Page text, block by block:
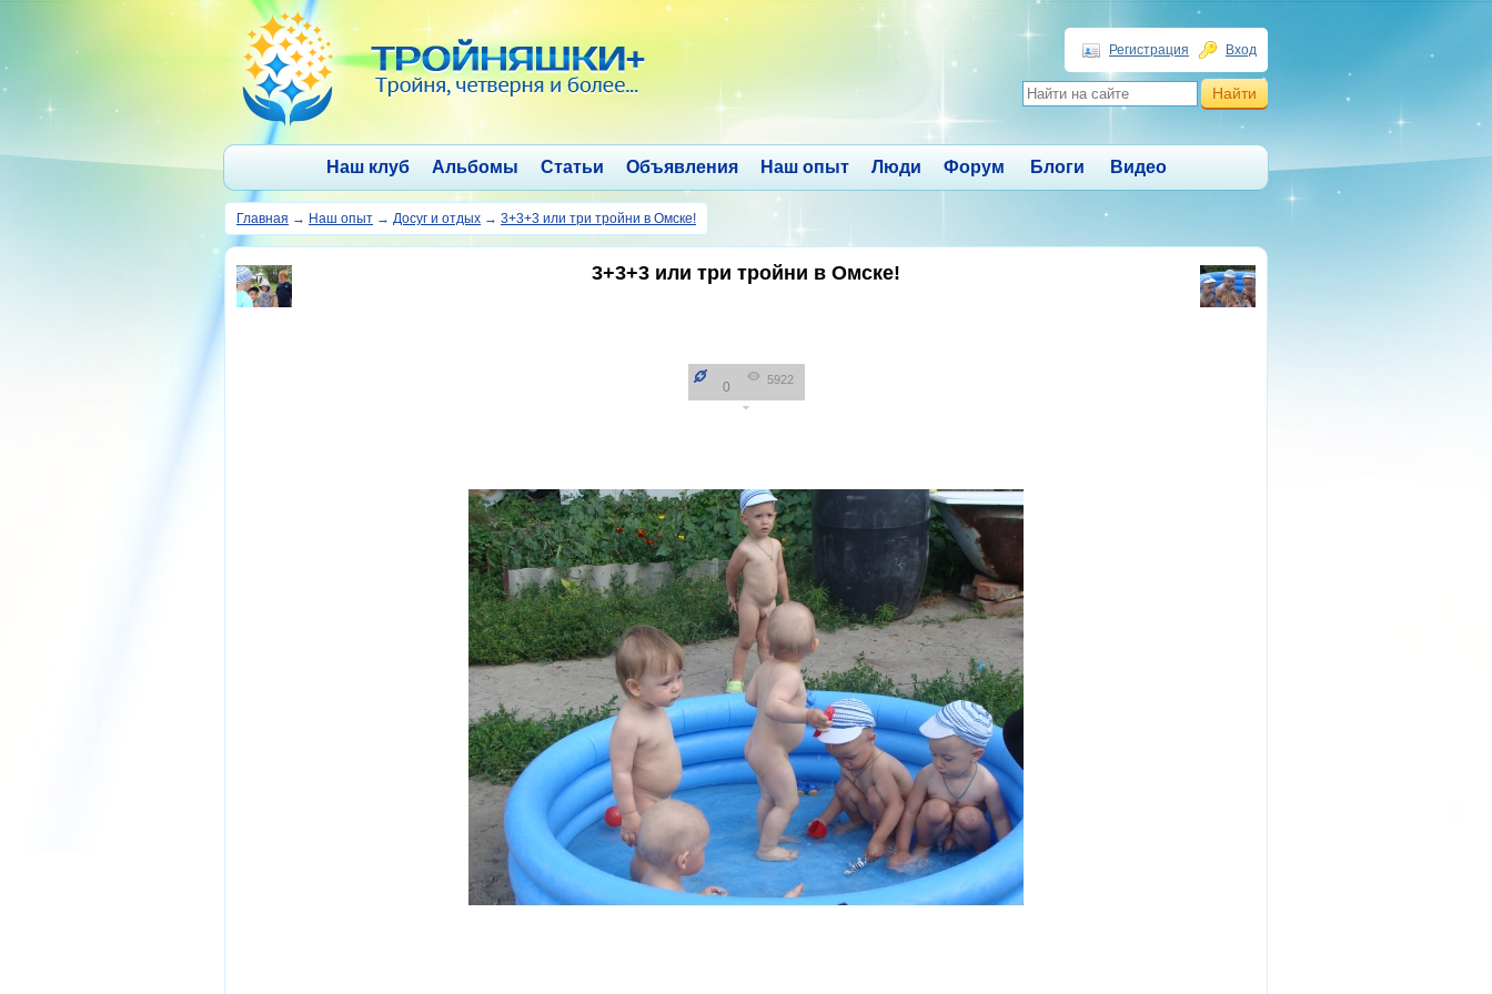
Регистрация Вход
Наш клуб Альбомы Статьи Объявления Наш опыт Люди Форум Блоги Видео
Главная → Наш опыт → Досуг и отдых → 3+3+3 или три тройни в Омске!
3+3+3 или три тройни в Омске!
0 5922